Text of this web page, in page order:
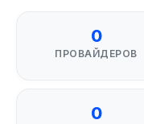
0
ПРОВАЙДЕРОВ
0